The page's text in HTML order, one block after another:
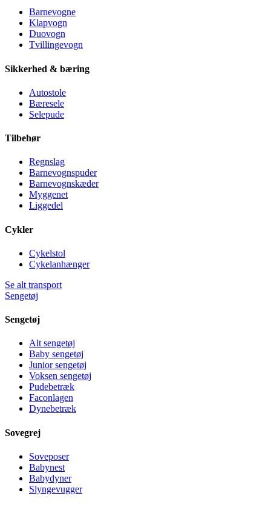
Barnevogne
Klapvogn
Duovogn
Tvillingevogn
Sikkerhed & bæring
Autostole
Bæresele
Selepude
Tilbehør
Regnslag
Barnevognspuder
Barnevognskæder
Myggenet
Liggedel
Cykler
Cykelstol
Cykelanhænger
Se alt transport
Sengetøj
Sengetøj
Alt sengetøj
Baby sengetøj
Junior sengetøj
Voksen sengetøj
Pudebetræk
Faconlagen
Dynebetræk
Sovegrej
Soveposer
Babynest
Babydyner
Slyngevugger